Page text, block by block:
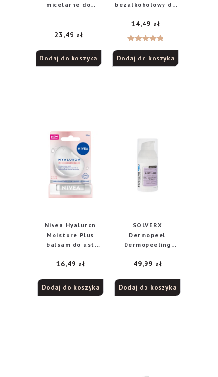
micelarne do
23,49 zł
Dodaj do koszyka
bezalkoholowy do
cery, 200 ml
5.00na 5
14,49 zł
Dodaj do koszyka
Nivea Hyaluron
Moisture Plus
balsam do ust
16,49 zł
Dodaj do koszyka
SOLVERX
Dermopeel
Dermopeeling
Kompleks Kwasów
(glikolowy,mlekowy
) 30ml
49,99 zł
Dodaj do koszyka